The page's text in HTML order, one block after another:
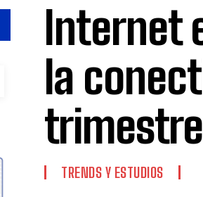
Internet
la
TRENDS Y ESTUDIOS